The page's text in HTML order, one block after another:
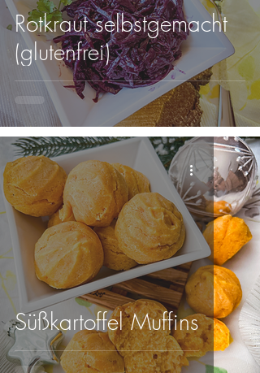
Rotkraut selbstgemacht
(glutenfrei)
Süßkartoffel Muffins